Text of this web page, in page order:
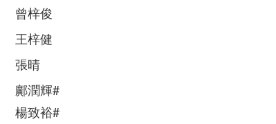
曾梓俊
王梓健
張晴
鄺潤輝#
楊致裕#